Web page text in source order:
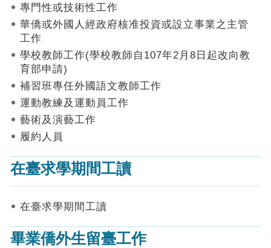
知
機
申
請
表
上
申
請
請
進
專門性或技術性工作
華僑或外國人經政府核准投資或設立事業之主管
工作
學校教師工作(學校教師自107年2月8日起改向教
育部申請)
補習班專任外國語文教師工作
運動教練及運動員工作
藝術及演藝工作
履約人員
在臺求學期間工讀
在臺求學期間工讀
畢業僑外生留臺工作